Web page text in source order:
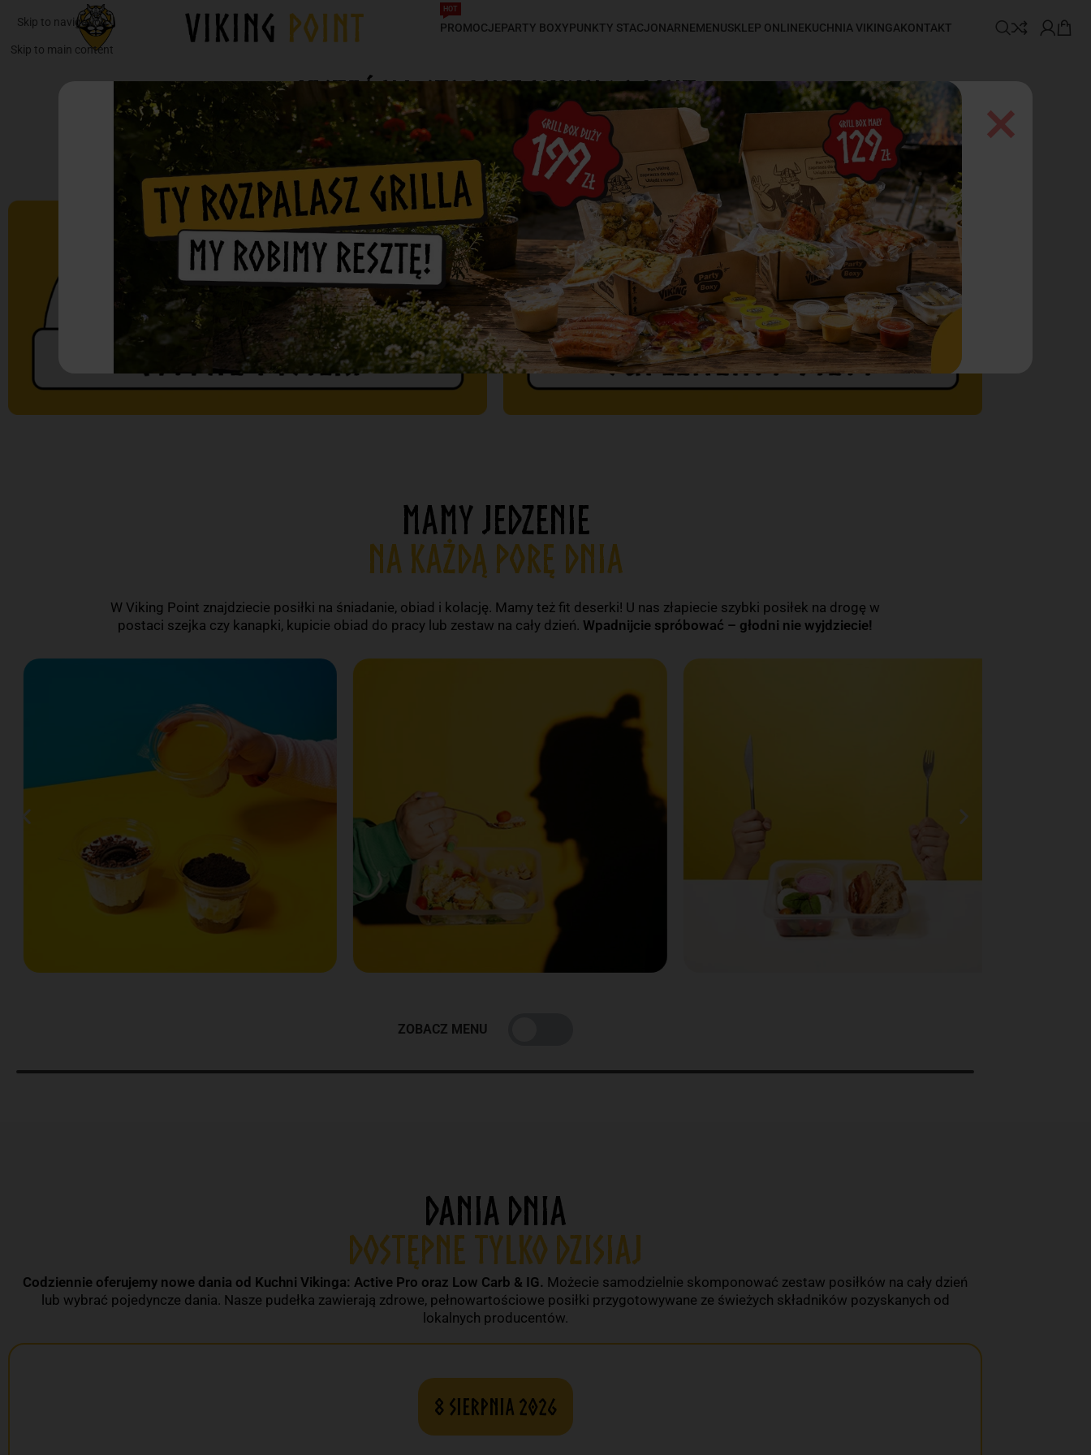
Skip to navigation
Skip to main content
PROMOCJE
HOT
PARTY BOXYPUNKTY STACJONARNEMENUSKLEP ONLINEKUCHNIA VIKINGAKONTAKT
JESTEŚ NA STRONIE VIKING POINT
WYBIERZ TO, CZEGO SZUKASZ
MAMY JEDZENIE
NA KAŻDĄ PORĘ DNIA
W Viking Point znajdziecie posiłki na śniadanie, obiad i kolację. Mamy też fit deserki! U nas złapiecie szybki posiłek na drogę w
postaci szejka czy kanapki, kupicie obiad do pracy lub zestaw na cały dzień. Wpadnijcie spróbować – głodni nie wyjdziecie!
ZOBACZ MENU
DANIA DNIA
DOSTĘPNE TYLKO DZISIAJ
Codziennie oferujemy nowe dania od Kuchni Vikinga: Active Pro oraz Low Carb & IG. Możecie samodzielnie skomponować zestaw posiłków na cały dzień
lub wybrać pojedyncze dania. Nasze pudełka zawierają zdrowe, pełnowartościowe posiłki przygotowywane ze świeżych składników pozyskanych od
lokalnych producentów.
8 sierpnia 2026